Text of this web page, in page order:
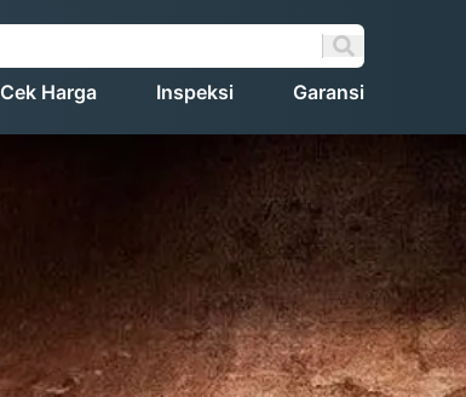
Cek Harga Inspeksi Garansi